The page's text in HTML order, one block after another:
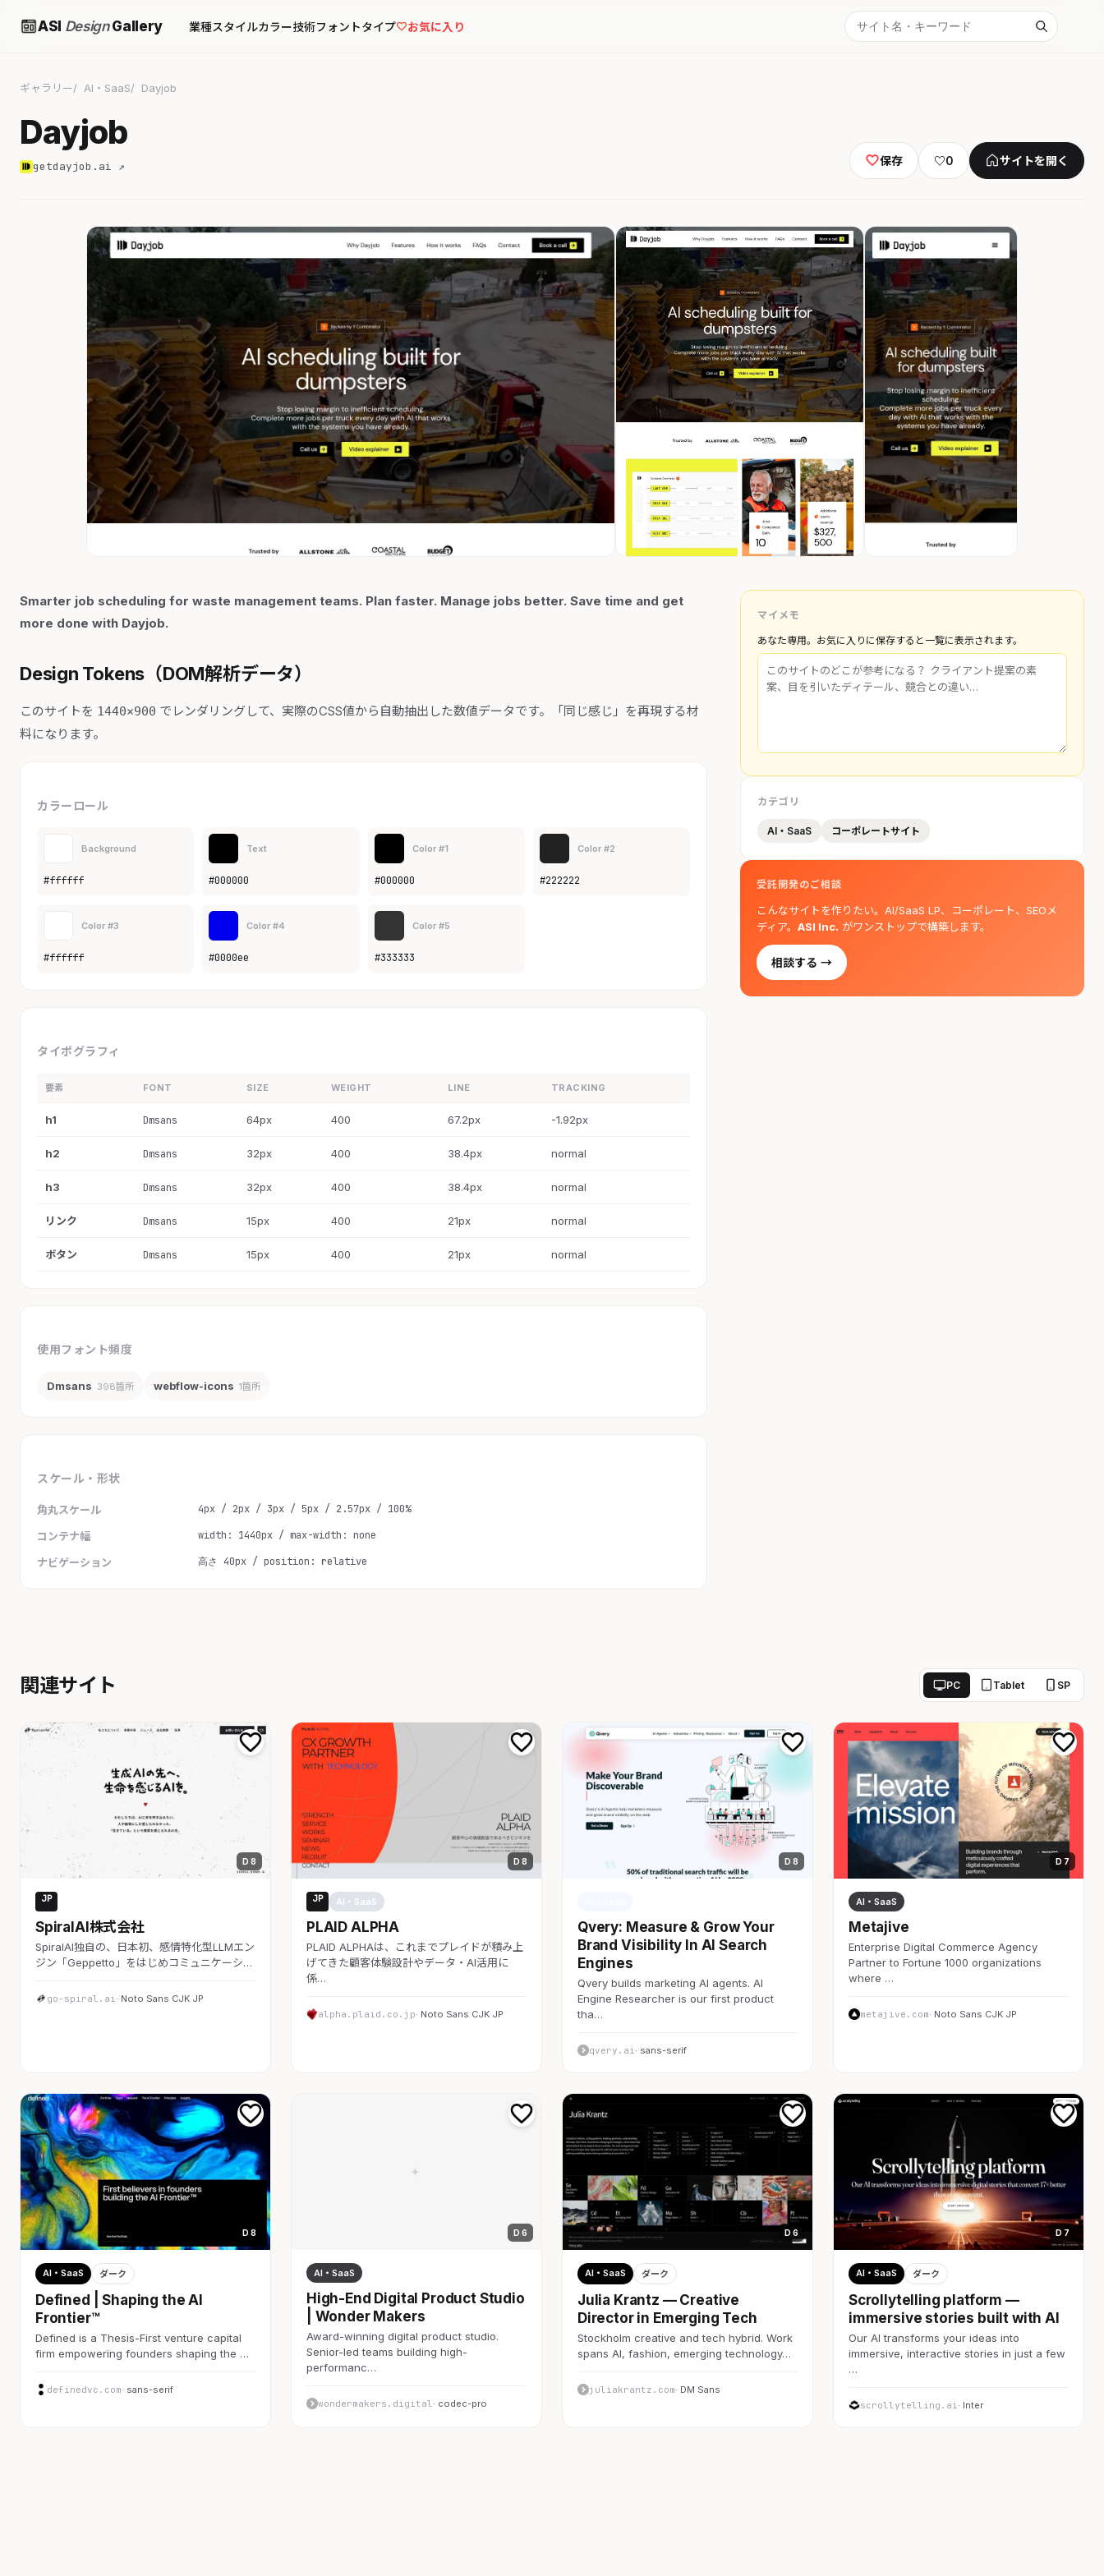
ASI DesignGallery 業種スタイルカラー技術フォントタイプ お気に入り
ギャラリー AI・SaaS Dayjob
Dayjob
getdayjob.ai ↗ 保存 ♡0 サイトを開く
Smarter job scheduling for waste management teams. Plan faster. Manage jobs better. Save time and get
more done with Dayjob.
Design Tokens（DOM解析データ）
このサイトを 1440×900 でレンダリングして、実際のCSS値から自動抽出した数値データです。「同じ感じ」を再現する材
料になります。
カラーロール
Background
#ffffff
Text
#000000
Color #1
#000000
Color #2
#222222
Color #3
#ffffff
Color #4
#0000ee
Color #5
#333333
タイポグラフィ
要素 FONT SIZE WEIGHT LINE TRACKING
h1 Dmsans 64px 400 67.2px -1.92px
h2 Dmsans 32px 400 38.4px normal
h3 Dmsans 32px 400 38.4px normal
リンク Dmsans 15px 400 21px normal
ボタン Dmsans 15px 400 21px normal
使用フォント頻度
Dmsans 398箇所 webflow-icons 1箇所
スケール・形状
角丸スケール 4px / 2px / 3px / 5px / 2.57px / 100%
コンテナ幅 width: 1440px / max-width: none
ナビゲーション 高さ 40px / position: relative
マイメモ
あなた専用。お気に入りに保存すると一覧に表示されます。
カテゴリ
AI・SaaS コーポレートサイト
受託開発のご相談
こんなサイトを作りたい。AI/SaaS LP、コーポレート、SEOメ
ディア。ASI Inc. がワンストップで構築します。
相談する →
関連サイト PC Tablet SP
D 8
JP
SpiralAI株式会社
SpiralAI独自の、日本初、感情特化型LLMエン
ジン「Geppetto」をはじめコミュニケーシ…
go-spiral.ai · Noto Sans CJK JP
D 8
JP AI・SaaS
PLAID ALPHA
PLAID ALPHAは、これまでプレイドが積み上
げてきた顧客体験設計やデータ・AI活用に
係…
alpha.plaid.co.jp· Noto Sans CJK JP
D 8
Qvery: Measure & Grow Your
Brand Visibility In AI Search
Engines
Qvery builds marketing AI agents. AI
Engine Researcher is our first product
tha…
qvery.ai · sans-serif
D 7
AI・SaaS
Metajive
Enterprise Digital Commerce Agency
Partner to Fortune 1000 organizations
where …
metajive.com· Noto Sans CJK JP
D 8
AI・SaaS ダーク
Defined | Shaping the AI
Frontier™
Defined is a Thesis-First venture capital
firm empowering founders shaping the …
definedvc.com· sans-serif
D 6
AI・SaaS
High-End Digital Product Studio
| Wonder Makers
Award-winning digital product studio.
Senior-led teams building high-
performanc…
wondermakers.digital · codec-pro
D 6
AI・SaaS ダーク
Julia Krantz — Creative
Director in Emerging Tech
Stockholm creative and tech hybrid. Work
spans AI, fashion, emerging technology…
juliakrantz.com· DM Sans
D 7
AI・SaaS ダーク
Scrollytelling platform —
immersive stories built with AI
Our AI transforms your ideas into
immersive, interactive stories in just a few
…
scrollytelling.ai · Inter